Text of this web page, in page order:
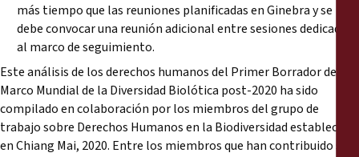
más tiempo que las reuniones planificadas en Ginebra y se
debe convocar una reunión adicional entre sesiones dedicada
al marco de seguimiento.
Este análisis de los derechos humanos del Primer Borrador del
Marco Mundial de la Diversidad Biolótica post-2020 ha sido
compilado en colaboración por los miembros del grupo de
trabajo sobre Derechos Humanos en la Biodiversidad establecido
en Chiang Mai, 2020. Entre los miembros que han contribuido se